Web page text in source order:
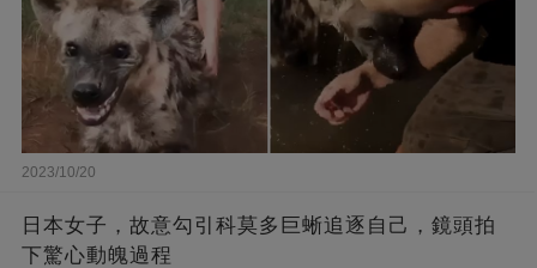
2023/10/20
日本女子，故意勾引科莫多巨蜥追逐自己，鏡頭拍
下驚心動魄過程